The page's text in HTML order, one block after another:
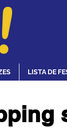
LISTA DE